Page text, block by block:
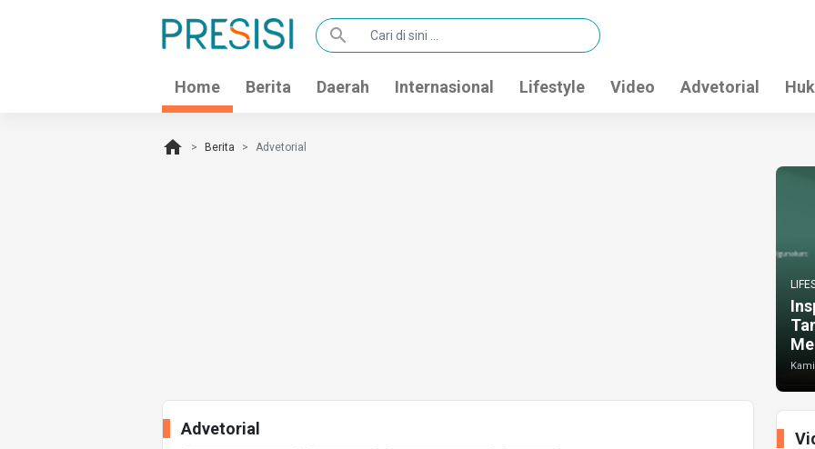
search
Home Berita Daerah Internasional Lifestyle Video Advetorial
home Berita Advetorial
Advetorial